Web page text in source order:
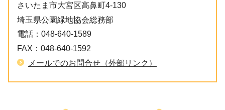
さいたま市大宮区高鼻町4-130
埼玉県公園緑地協会総務部
電話： 048-640-1589
FAX： 048-640-1592
メールでのお問合せ（外部リンク）